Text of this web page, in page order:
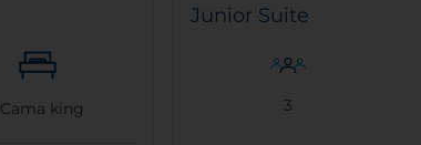
Cama king
Junior Suite
3